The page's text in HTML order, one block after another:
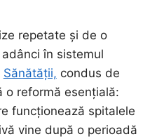
repetate și de o
în sistemul
Sănătății, condus de
o reformă esențială:
funcționează spitalele
vine după o perioadă